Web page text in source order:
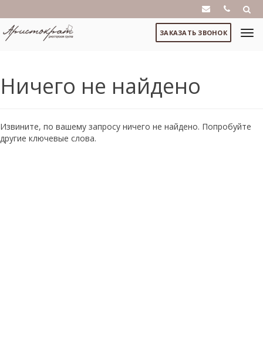
ЗАКАЗАТЬ ЗВОНОК
Ничего не найдено
Извините, по вашему запросу ничего не найдено. Попробуйте
другие ключевые слова.